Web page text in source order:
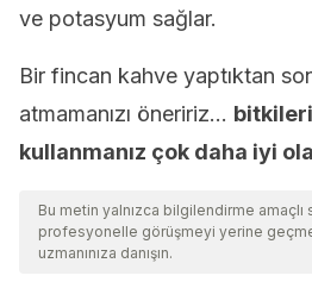
ve potasyum sağlar.
Bir fincan kahve yaptıktan
atmamanızı öneririz…
kullanmanız çok daha iyi
Bu metin yalnızca bilgilendirme amaçlı
profesyonelle görüşmeyi yerine
uzmanınıza danışın.